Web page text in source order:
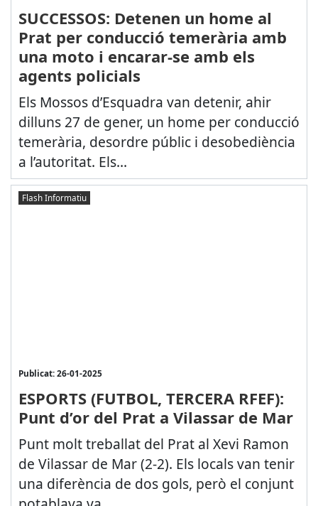
SUCCESSOS: Detenen un home al
Prat per conducció temerària amb
una moto i encarar-se amb els
agents policials
Els Mossos d’Esquadra van detenir, ahir
dilluns 27 de gener, un home per conducció
temerària, desordre públic i desobediència
a l’autoritat. Els...
Flash Informatiu
Publicat: 26-01-2025
ESPORTS (FUTBOL, TERCERA RFEF):
Punt d’or del Prat a Vilassar de Mar
Punt molt treballat del Prat al Xevi Ramon
de Vilassar de Mar (2-2). Els locals van tenir
una diferència de dos gols, però el conjunt